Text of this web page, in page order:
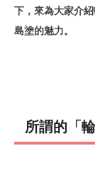
下，來為大家介
島塗的魅力。
所謂的「